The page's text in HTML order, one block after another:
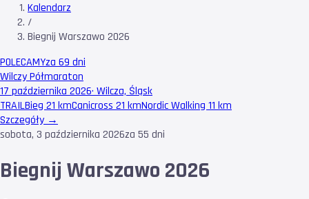
Kalendarz
/
Biegnij Warszawo 2026
POLECAMYza 69 dni
Wilczy Półmaraton
17 października 2026· Wilcza, Śląsk
TRAILBieg 21 kmCanicross 21 kmNordic Walking 11 km
Szczegóły →
sobota, 3 października 2026za 55 dni
Biegnij Warszawo 2026